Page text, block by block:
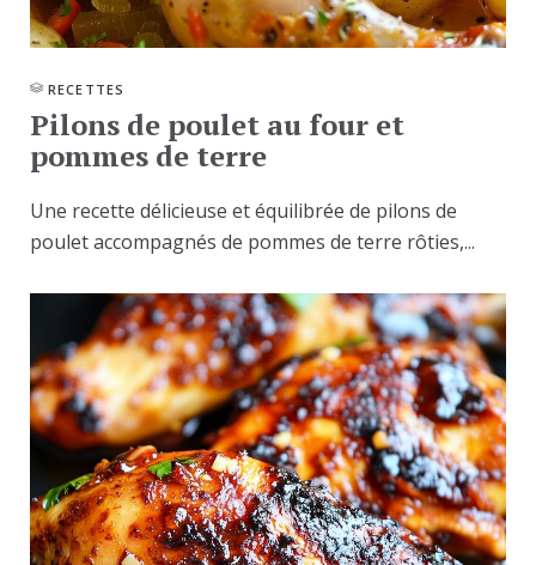
RECETTES
Pilons de poulet au four et
pommes de terre
Une recette délicieuse et équilibrée de pilons de
poulet accompagnés de pommes de terre rôties,...